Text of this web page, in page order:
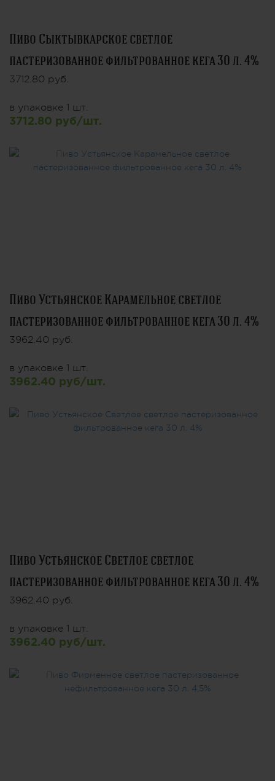
Пиво Сыктывкарское светлое
пастеризованное фильтрованное кега 30 л. 4%
3712.80 руб.
в упаковке 1 шт.
3712.80 руб/шт.
Пиво Устьянское Карамельное светлое
пастеризованное фильтрованное кега 30 л. 4%
3962.40 руб.
в упаковке 1 шт.
3962.40 руб/шт.
Пиво Устьянское Светлое светлое
пастеризованное фильтрованное кега 30 л. 4%
3962.40 руб.
в упаковке 1 шт.
3962.40 руб/шт.